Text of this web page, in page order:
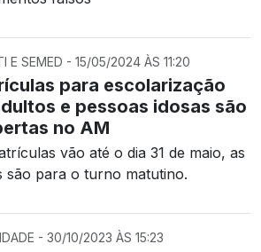
E SEMED - 15/05/2024 ÀS 11:20
para escolarização
e pessoas idosas são
no AM
vão até o dia 31 de maio, as
são para o turno matutino.
- 30/10/2023 ÀS 15:23